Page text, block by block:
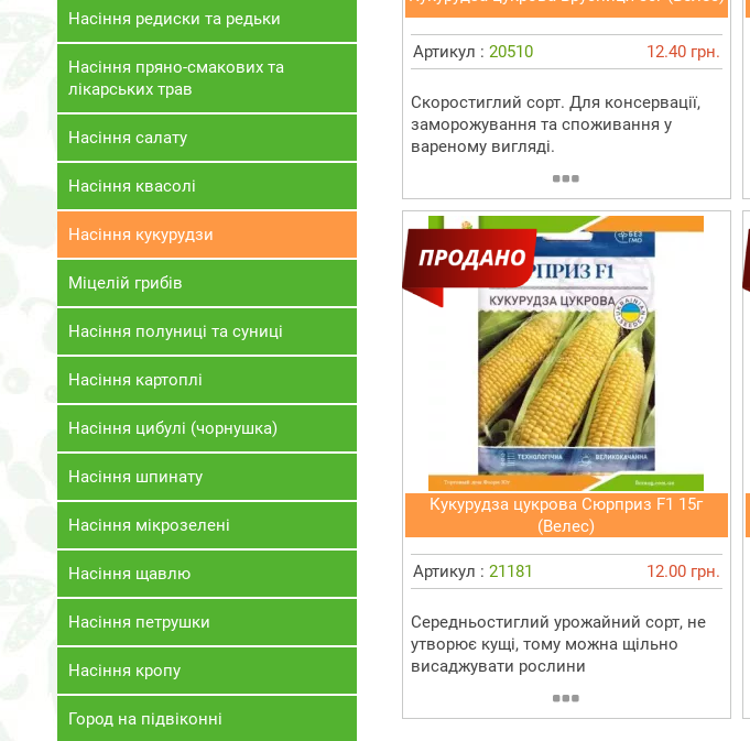
Насіння редиски та редьки
Насіння пряно-смакових та
лікарських трав
Насіння салату
Насіння квасолі
Насіння кукурудзи
Міцелій грибів
Насіння полуниці та суниці
Насіння картоплі
Насіння цибулі (чорнушка)
Насіння шпинату
Насіння мікрозелені
Насіння щавлю
Насіння петрушки
Насіння кропу
Город на підвіконні
Артикул : 20510 12.40 грн.
Скоростиглий сорт. Для консервації,
заморожування та споживання у
вареному вигляді.
Кукурудза цукрова Сюрприз F1 15г
(Велес)
Артикул : 21181 12.00 грн.
Середньостиглий урожайний сорт, не
утворює кущі, тому можна щільно
висаджувати рослини